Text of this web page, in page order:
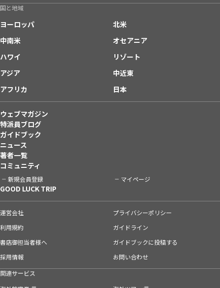
国と地域
ヨーロッパ
北米
中南米
オセアニア
ハワイ
リゾート
アジア
中近東
アフリカ
日本
ウェブマガジン
特派員ブログ
ガイドブック
ニュース
著者一覧
コミュニティ
新規会員登録 マイページ
GOOD LUCK TRIP
運営会社
プライバシーポリシー
利用規約
ガイドライン
書店御担当者様へ
ガイドブックに投稿する
採用情報
お問い合わせ
関連サービス